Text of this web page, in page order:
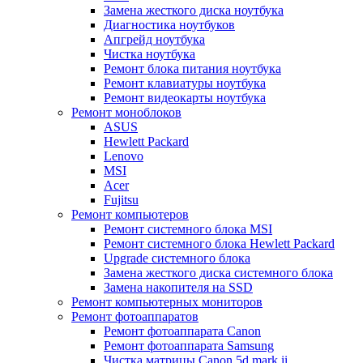
Замена жесткого диска ноутбука
Диагностика ноутбуков
Апгрейд ноутбука
Чистка ноутбука
Ремонт блока питания ноутбука
Ремонт клавиатуры ноутбука
Ремонт видеокарты ноутбука
Ремонт моноблоков
ASUS
Hewlett Packard
Lenovo
MSI
Acer
Fujitsu
Ремонт компьютеров
Ремонт системного блока MSI
Ремонт системного блока Hewlett Packard
Upgrade системного блока
Замена жесткого диска системного блока
Замена накопителя на SSD
Ремонт компьютерных мониторов
Ремонт фотоаппаратов
Ремонт фотоаппарата Canon
Ремонт фотоаппарата Samsung
Чистка матрицы Canon 5d mark ii